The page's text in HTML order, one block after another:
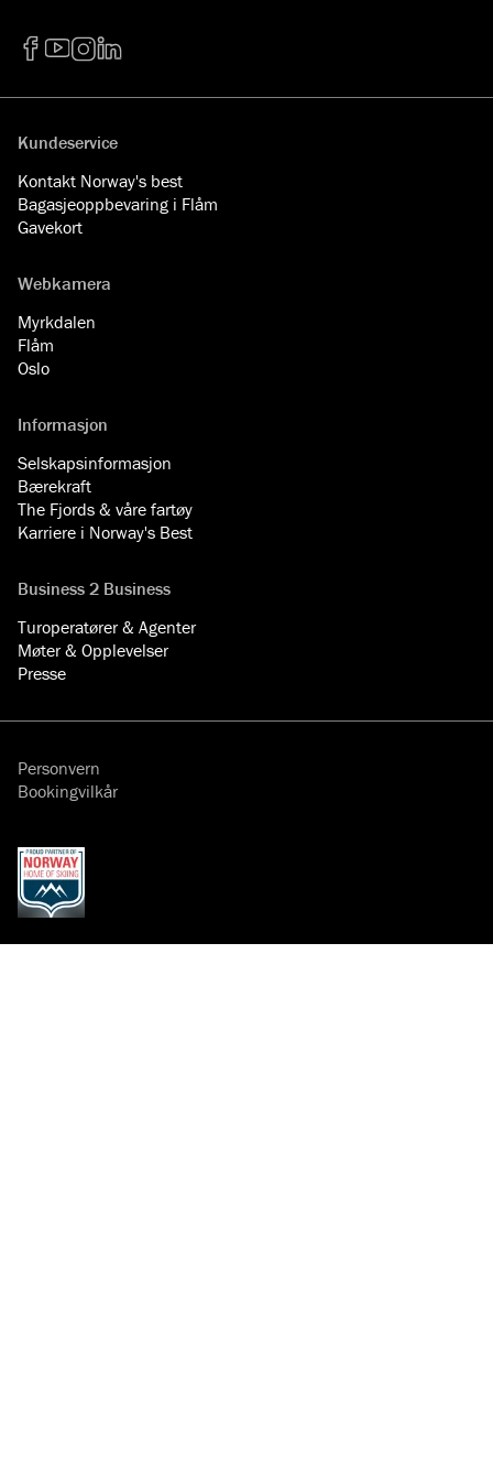
Kundeservice
Kontakt Norway's best
Bagasjeoppbevaring i Flåm
Gavekort
Webkamera
Myrkdalen
Flåm
Oslo
Informasjon
Selskapsinformasjon
Bærekraft
The Fjords & våre fartøy
Karriere i Norway's Best
Business 2 Business
Turoperatører & Agenter
Møter & Opplevelser
Presse
Personvern
Bookingvilkår